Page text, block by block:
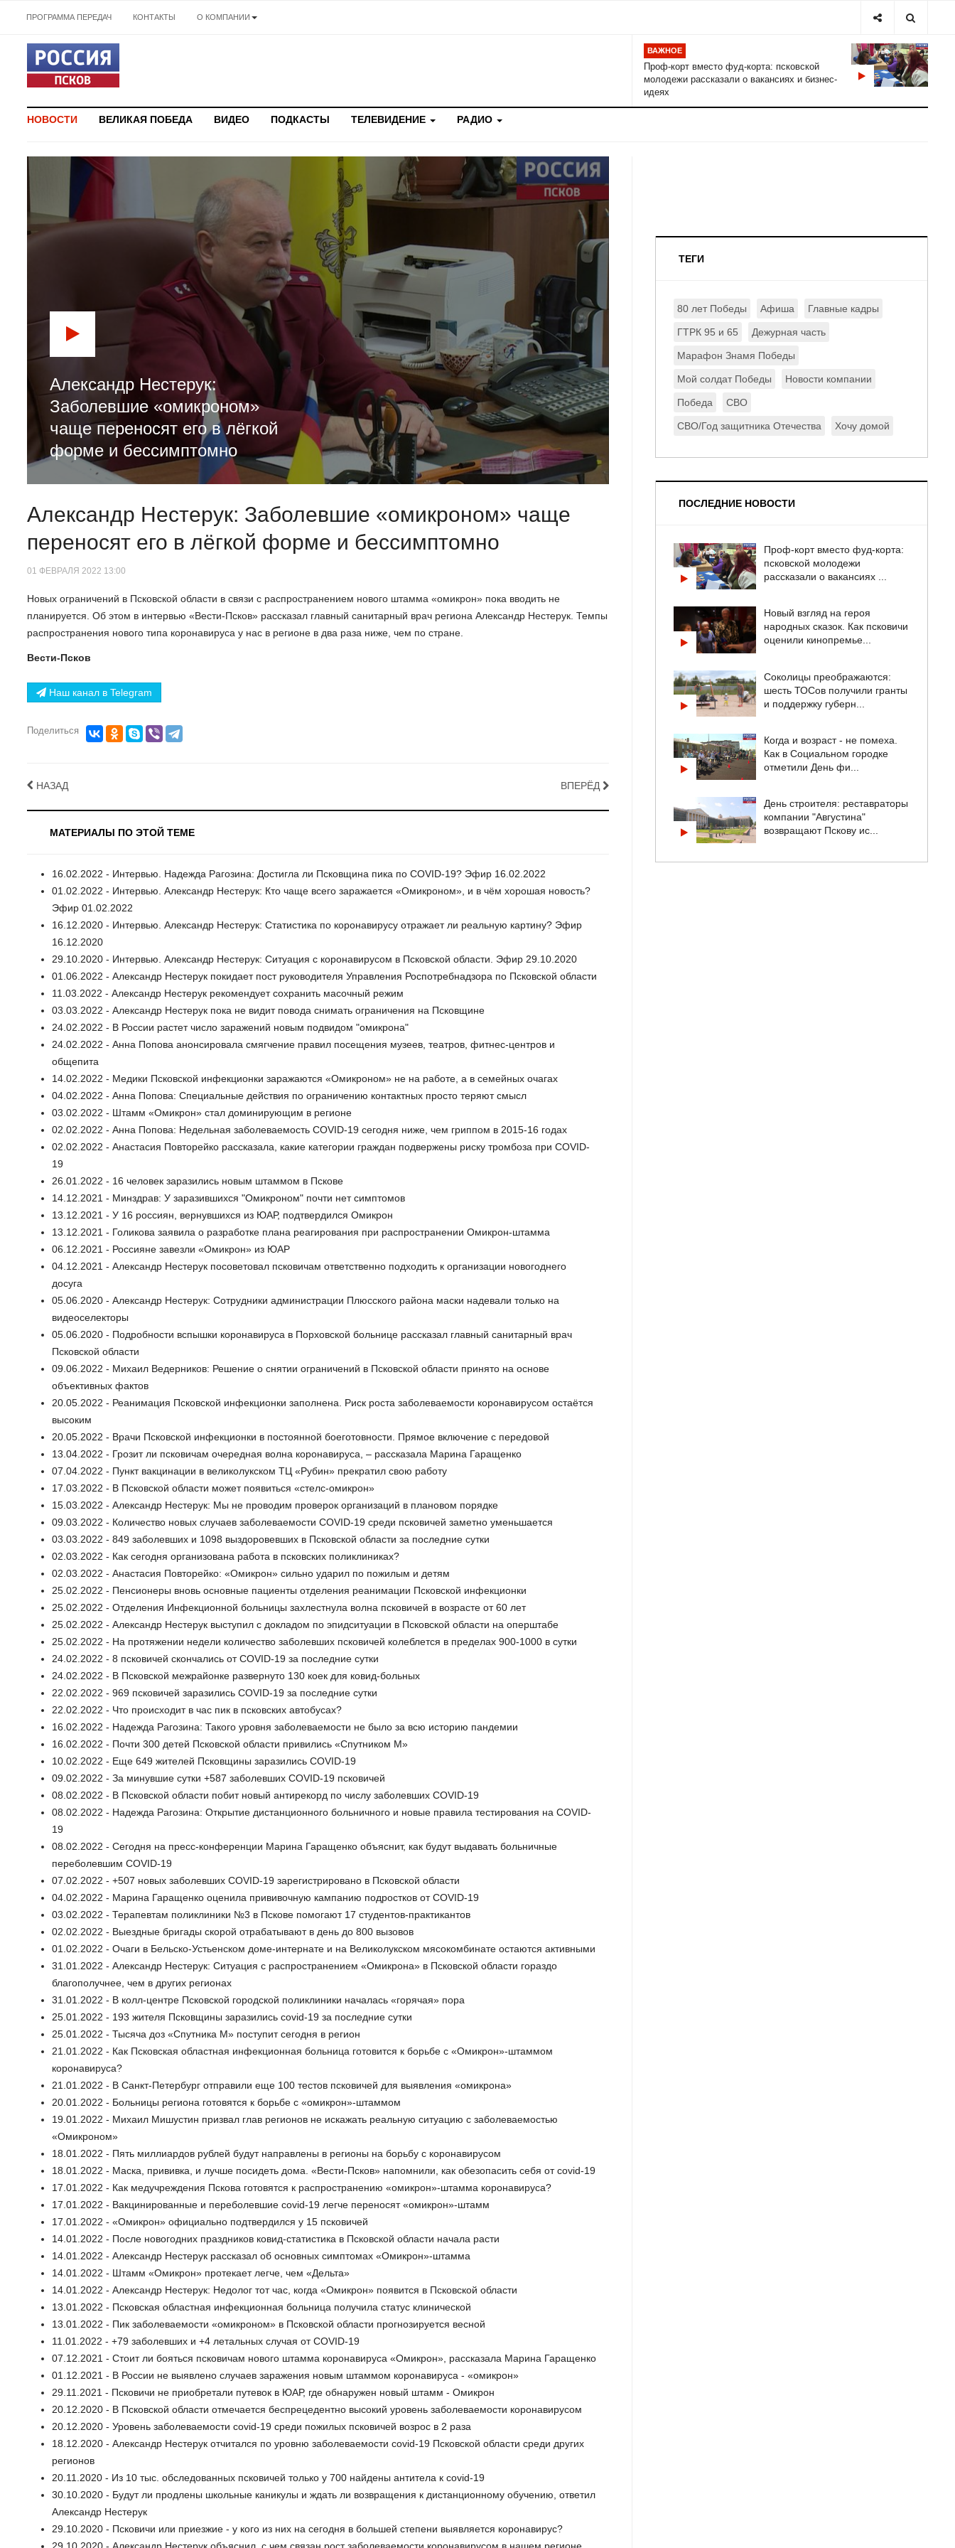
ПРОГРАММА ПЕРЕДАЧ КОНТАКТЫ О КОМПАНИИ
ВАЖНОЕ
Проф-корт вместо фуд-корта: псковской
молодежи рассказали о вакансиях и бизнес-
идеях
НОВОСТИ ВЕЛИКАЯ ПОБЕДА ВИДЕО ПОДКАСТЫ ТЕЛЕВИДЕНИЕ РАДИО
Александр Нестерук:
Заболевшие «омикроном»
чаще переносят его в лёгкой
форме и бессимптомно
Александр Нестерук: Заболевшие «омикроном» чаще
переносят его в лёгкой форме и бессимптомно
01 ФЕВРАЛЯ 2022 13:00
Новых ограничений в Псковской области в связи с распространением нового штамма «омикрон» пока вводить не
планируется. Об этом в интервью «Вести-Псков» рассказал главный санитарный врач региона Александр Нестерук. Темпы
распространения нового типа коронавируса у нас в регионе в два раза ниже, чем по стране.
Вести-Псков
Наш канал в Telegram
Поделиться
НАЗАД ВПЕРЁД
МАТЕРИАЛЫ ПО ЭТОЙ ТЕМЕ
16.02.2022 - Интервью. Надежда Рагозина: Достигла ли Псковщина пика по COVID-19? Эфир 16.02.2022
01.02.2022 - Интервью. Александр Нестерук: Кто чаще всего заражается «Омикроном», и в чём хорошая новость?
Эфир 01.02.2022
16.12.2020 - Интервью. Александр Нестерук: Статистика по коронавирусу отражает ли реальную картину? Эфир
16.12.2020
29.10.2020 - Интервью. Александр Нестерук: Ситуация с коронавирусом в Псковской области. Эфир 29.10.2020
01.06.2022 - Александр Нестерук покидает пост руководителя Управления Роспотребнадзора по Псковской области
11.03.2022 - Александр Нестерук рекомендует сохранить масочный режим
03.03.2022 - Александр Нестерук пока не видит повода снимать ограничения на Псковщине
24.02.2022 - В России растет число заражений новым подвидом "омикрона"
24.02.2022 - Анна Попова анонсировала смягчение правил посещения музеев, театров, фитнес-центров и
общепита
14.02.2022 - Медики Псковской инфекционки заражаются «Омикроном» не на работе, а в семейных очагах
04.02.2022 - Анна Попова: Специальные действия по ограничению контактных просто теряют смысл
03.02.2022 - Штамм «Омикрон» стал доминирующим в регионе
02.02.2022 - Анна Попова: Недельная заболеваемость COVID-19 сегодня ниже, чем гриппом в 2015-16 годах
02.02.2022 - Анастасия Повторейко рассказала, какие категории граждан подвержены риску тромбоза при COVID-
19
26.01.2022 - 16 человек заразились новым штаммом в Пскове
14.12.2021 - Минздрав: У заразившихся "Омикроном" почти нет симптомов
13.12.2021 - У 16 россиян, вернувшихся из ЮАР, подтвердился Омикрон
13.12.2021 - Голикова заявила о разработке плана реагирования при распространении Омикрон-штамма
06.12.2021 - Россияне завезли «Омикрон» из ЮАР
04.12.2021 - Александр Нестерук посоветовал псковичам ответственно подходить к организации новогоднего
досуга
05.06.2020 - Александр Нестерук: Сотрудники администрации Плюсского района маски надевали только на
видеоселекторы
05.06.2020 - Подробности вспышки коронавируса в Порховской больнице рассказал главный санитарный врач
Псковской области
09.06.2022 - Михаил Ведерников: Решение о снятии ограничений в Псковской области принято на основе
объективных фактов
20.05.2022 - Реанимация Псковской инфекционки заполнена. Риск роста заболеваемости коронавирусом остаётся
высоким
20.05.2022 - Врачи Псковской инфекционки в постоянной боеготовности. Прямое включение с передовой
13.04.2022 - Грозит ли псковичам очередная волна коронавируса, – рассказала Марина Гаращенко
07.04.2022 - Пункт вакцинации в великолукском ТЦ «Рубин» прекратил свою работу
17.03.2022 - В Псковской области может появиться «стелс-омикрон»
15.03.2022 - Александр Нестерук: Мы не проводим проверок организаций в плановом порядке
09.03.2022 - Количество новых случаев заболеваемости COVID-19 среди псковичей заметно уменьшается
03.03.2022 - 849 заболевших и 1098 выздоровевших в Псковской области за последние сутки
02.03.2022 - Как сегодня организована работа в псковских поликлиниках?
02.03.2022 - Анастасия Повторейко: «Омикрон» сильно ударил по пожилым и детям
25.02.2022 - Пенсионеры вновь основные пациенты отделения реанимации Псковской инфекционки
25.02.2022 - Отделения Инфекционной больницы захлестнула волна псковичей в возрасте от 60 лет
25.02.2022 - Александр Нестерук выступил с докладом по эпидситуации в Псковской области на оперштабе
25.02.2022 - На протяжении недели количество заболевших псковичей колеблется в пределах 900-1000 в сутки
24.02.2022 - 8 псковичей скончались от COVID-19 за последние сутки
24.02.2022 - В Псковской межрайонке развернуто 130 коек для ковид-больных
22.02.2022 - 969 псковичей заразились COVID-19 за последние сутки
22.02.2022 - Что происходит в час пик в псковских автобусах?
16.02.2022 - Надежда Рагозина: Такого уровня заболеваемости не было за всю историю пандемии
16.02.2022 - Почти 300 детей Псковской области привились «Спутником М»
10.02.2022 - Еще 649 жителей Псковщины заразились COVID-19
09.02.2022 - За минувшие сутки +587 заболевших COVID-19 псковичей
08.02.2022 - В Псковской области побит новый антирекорд по числу заболевших COVID-19
08.02.2022 - Надежда Рагозина: Открытие дистанционного больничного и новые правила тестирования на COVID-
19
08.02.2022 - Сегодня на пресс-конференции Марина Гаращенко объяснит, как будут выдавать больничные
переболевшим COVID-19
07.02.2022 - +507 новых заболевших COVID-19 зарегистрировано в Псковской области
04.02.2022 - Марина Гаращенко оценила прививочную кампанию подростков от COVID-19
03.02.2022 - Терапевтам поликлиники №3 в Пскове помогают 17 студентов-практикантов
02.02.2022 - Выездные бригады скорой отрабатывают в день до 800 вызовов
01.02.2022 - Очаги в Бельско-Устьенском доме-интернате и на Великолукском мясокомбинате остаются активными
31.01.2022 - Александр Нестерук: Ситуация с распространением «Омикрона» в Псковской области гораздо
благополучнее, чем в других регионах
31.01.2022 - В колл-центре Псковской городской поликлиники началась «горячая» пора
25.01.2022 - 193 жителя Псковщины заразились covid-19 за последние сутки
25.01.2022 - Тысяча доз «Спутника М» поступит сегодня в регион
21.01.2022 - Как Псковская областная инфекционная больница готовится к борьбе с «Омикрон»-штаммом
коронавируса?
21.01.2022 - В Санкт-Петербург отправили еще 100 тестов псковичей для выявления «омикрона»
20.01.2022 - Больницы региона готовятся к борьбе с «омикрон»-штаммом
19.01.2022 - Михаил Мишустин призвал глав регионов не искажать реальную ситуацию с заболеваемостью
«Омикроном»
18.01.2022 - Пять миллиардов рублей будут направлены в регионы на борьбу с коронавирусом
18.01.2022 - Маска, прививка, и лучше посидеть дома. «Вести-Псков» напомнили, как обезопасить себя от covid-19
17.01.2022 - Как медучреждения Пскова готовятся к распространению «омикрон»-штамма коронавируса?
17.01.2022 - Вакцинированные и переболевшие covid-19 легче переносят «омикрон»-штамм
17.01.2022 - «Омикрон» официально подтвердился у 15 псковичей
14.01.2022 - После новогодних праздников ковид-статистика в Псковской области начала расти
14.01.2022 - Александр Нестерук рассказал об основных симптомах «Омикрон»-штамма
14.01.2022 - Штамм «Омикрон» протекает легче, чем «Дельта»
14.01.2022 - Александр Нестерук: Недолог тот час, когда «Омикрон» появится в Псковской области
13.01.2022 - Псковская областная инфекционная больница получила статус клинической
13.01.2022 - Пик заболеваемости «омикроном» в Псковской области прогнозируется весной
11.01.2022 - +79 заболевших и +4 летальных случая от СOVID-19
07.12.2021 - Стоит ли бояться псковичам нового штамма коронавируса «Омикрон», рассказала Марина Гаращенко
01.12.2021 - В России не выявлено случаев заражения новым штаммом коронавируса - «омикрон»
29.11.2021 - Псковичи не приобретали путевок в ЮАР, где обнаружен новый штамм - Омикрон
20.12.2020 - В Псковской области отмечается беспрецедентно высокий уровень заболеваемости коронавирусом
20.12.2020 - Уровень заболеваемости covid-19 среди пожилых псковичей возрос в 2 раза
18.12.2020 - Александр Нестерук отчитался по уровню заболеваемости covid-19 Псковской области среди других
регионов
20.11.2020 - Из 10 тыс. обследованных псковичей только у 700 найдены антитела к covid-19
30.10.2020 - Будут ли продлены школьные каникулы и ждать ли возвращения к дистанционному обучению, ответил
Александр Нестерук
29.10.2020 - Псковичи или приезжие - у кого из них на сегодня в большей степени выявляется коронавирус?
ТЕГИ
80 лет Победы Афиша Главные кадры
ГТРК 95 и 65 Дежурная часть
Марафон Знамя Победы
Мой солдат Победы Новости компании
Победа СВО
СВО/Год защитника Отечества Хочу домой
ПОСЛЕДНИЕ НОВОСТИ
Проф-корт вместо фуд-корта:
псковской молодежи
рассказали о вакансиях ...
Новый взгляд на героя
народных сказок. Как псковичи
оценили кинопремье...
Соколицы преображаются:
шесть ТОСов получили гранты
и поддержку губерн...
Когда и возраст - не помеха.
Как в Социальном городке
отметили День фи...
День строителя: реставраторы
компании "Августина"
возвращают Пскову ис...